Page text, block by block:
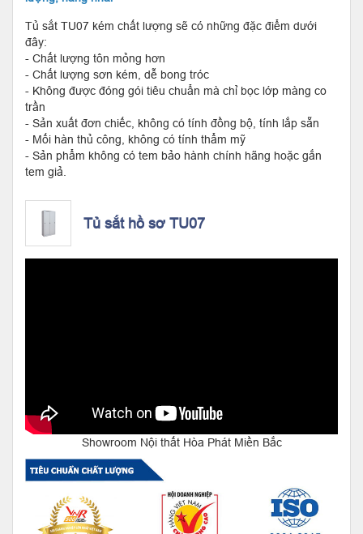
Tủ sắt TU07 kém chất lượng sẽ có những đặc điểm dưới
đây:
- Chất lượng tôn mỏng hơn
- Chất lượng sơn kém, dễ bong tróc
- Không được đóng gói tiêu chuẩn mà chỉ bọc lớp màng co
trần
- Sản xuất đơn chiếc, không có tính đồng bộ, tính lắp sẵn
- Mối hàn thủ công, không có tính thẩm mỹ
- Sản phẩm không có tem bảo hành chính hãng hoặc gắn
tem giả.
Tủ sắt hồ sơ TU07
Showroom Nội thất Hòa Phát Miền Bắc